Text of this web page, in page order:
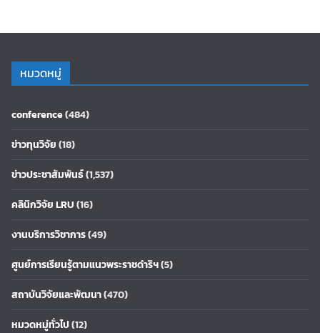
หมวดหมู่
conference(484)
ข่าวทุนวิจัย(18)
ข่าวประชาสัมพันธ์(1,537)
คลินิกวิจัย LRU(16)
งานบริการวิชาการ(49)
ศูนย์การเรียนรู้ตามแนวพระราชดำริฯ(5)
สถาบันวิจัยและพัฒนา(470)
หมวดหมู่ทั่วไป(12)